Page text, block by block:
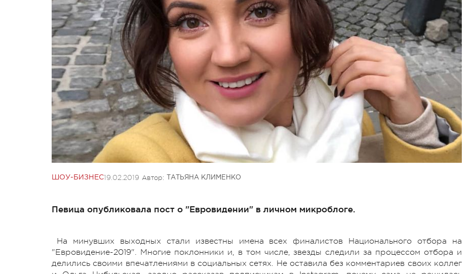
ШОУ-БИЗНЕС19.02.2019 Автор: ТАТЬЯНА КЛИМЕНКО
Певица опубликовала пост о "Евровидении" в личном микроблоге.
На минувших выходных стали известны имена всех финалистов Национального отбора на
"Евровидение-2019". Многие поклонники и, в том числе, звезды следили за процессом отбора и
делились своими впечатлениями в социальных сетях. Не оставила без комментариев своих коллег